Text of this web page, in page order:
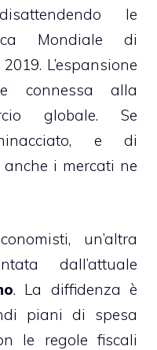
le
Mondiale di
L’espansione
connessa alla
globale. Se
e di
i mercati ne
un’altra
dall’attuale
. La diffidenza è
piani di spesa
le regole fiscali